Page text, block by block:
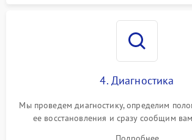
4. Диагностика
Мы проведем диагностику, определим
ее восстановления и сразу сообщим